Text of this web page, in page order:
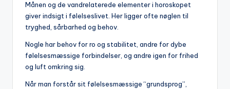
Månen og de vandrelaterede elementer i horoskopet
giver indsigt i følelseslivet. Her ligger ofte nøglen til
tryghed, sårbarhed og behov.
Nogle har behov for ro og stabilitet, andre for dybe
følelsesmæssige forbindelser, og andre igen for frihed
og luft omkring sig.
Når man forstår sit følelsesmæssige “grundsprog”,